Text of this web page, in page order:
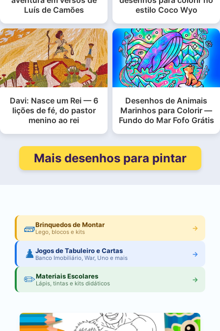
Luís de Camões
estilo Coco Wyo
Davi: Nasce um Rei — 6
lições de fé, do pastor
menino ao rei
Desenhos de Animais
Marinhos para Colorir —
Fundo do Mar Fofo Grátis
Mais desenhos para pintar
🧱Brinquedos de Montar
Lego, blocos e kits →
♟️Jogos de Tabuleiro e Cartas
Banco Imobiliário, War, Uno e mais →
✏️Materiais Escolares
Lápis, tintas e kits didáticos →